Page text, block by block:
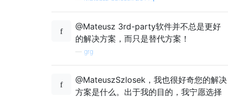
@Mateusz 3rd-party软件并不总是更好
的解决方案，而只是替代方案！
grg
@MateuszSzlosek，我也很好奇您的解决
方案是什么。出于我的目的，我宁愿选择